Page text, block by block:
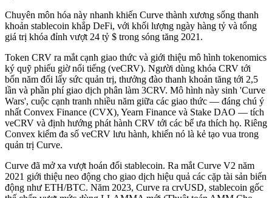
Chuyên môn hóa này nhanh khiến Curve thành xương sống thanh
khoản stablecoin khắp DeFi, với khối lượng ngày hàng tỷ và tổng
giá trị khóa đỉnh vượt 24 tỷ $ trong sóng tăng 2021.
Token CRV ra mắt cạnh giao thức và giới thiệu mô hình tokenomics
ký quỹ phiếu giờ nổi tiếng (veCRV). Người dùng khóa CRV tới
bốn năm đổi lấy sức quản trị, thưởng đào thanh khoản tăng tới 2,5
lần và phần phí giao dịch phân làm 3CRV. Mô hình này sinh 'Curve
Wars', cuộc cạnh tranh nhiều năm giữa các giao thức — đáng chú ý
nhất Convex Finance (CVX), Yearn Finance và Stake DAO — tích
veCRV và định hướng phát hành CRV tới các bể ưa thích họ. Riêng
Convex kiểm đa số veCRV lưu hành, khiến nó là kẻ tạo vua trong
quản trị Curve.
Curve đã mở xa vượt hoán đổi stablecoin. Ra mắt Curve V2 năm
2021 giới thiệu neo động cho giao dịch hiệu quả các cặp tài sản biến
động như ETH/BTC. Năm 2023, Curve ra crvUSD, stablecoin gốc